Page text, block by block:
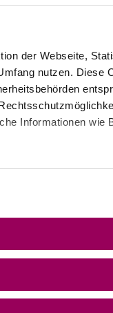
der Webseite,
nutzen.
Informationen